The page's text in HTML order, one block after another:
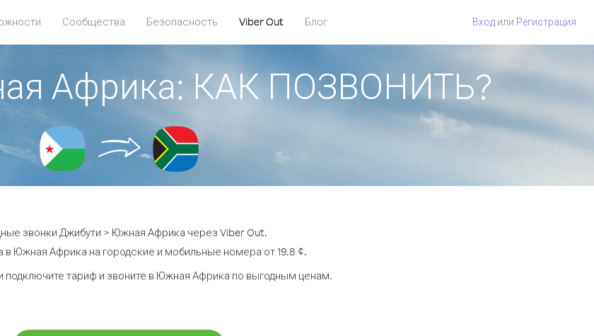
Сообщества Безопасность Viber Out Блог Вход или Регистрация
Африка: КАК ПОЗВОНИТЬ?
звонки Джибути > Южная Африка через Viber Out.
в Южная Африка на городские и мобильные номера от 19.8 ¢.
подключите тариф и звоните в Южная Африка по выгодным ценам.